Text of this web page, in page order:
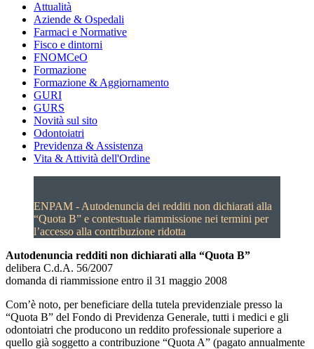
Attualità
Aziende & Ospedali
Farmaci e Normative
Fisco e dintorni
FNOMCeO
Formazione
Formazione & Aggiornamento
GURI
GURS
Novità sul sito
Odontoiatri
Previdenza & Assistenza
Vita & Attività dell'Ordine
ENPAM - Autodenuncia dei redditi non dichiarati alla
“Quota B” e contestuale riammissione nei termini per
l’accesso alla contribuzione ridotta
Autodenuncia redditi non dichiarati alla “Quota B”
delibera C.d.A. 56/2007
domanda di riammissione entro il 31 maggio 2008
Com’è noto, per beneficiare della tutela previdenziale presso la
“Quota B” del Fondo di Previdenza Generale, tutti i medici e gli
odontoiatri che producono un reddito professionale superiore a
quello già soggetto a contribuzione “Quota A” (pagato annualmente